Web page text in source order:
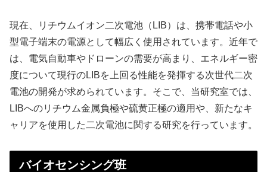
現在、リチウムイオン二次電池（LIB）は、携帯電話や小
型電子端末の電源として幅広く使用されています。近年で
は、電気自動車やドローンの需要が高まり、エネルギー密
度について現行のLIBを上回る性能を発揮する次世代二次
電池の開発が求められています。そこで、当研究室では、
LIBへのリチウム金属負極や硫黄正極の適用や、新たなキ
ャリアを使用した二次電池に関する研究を行っています。
バイオセンシング班